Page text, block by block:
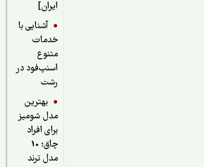
آشنایی با
خدمات
اسنپ‌فود در
بهترین
مدل شومیز
برای افراد
چاق؛ 10
مدل ترند